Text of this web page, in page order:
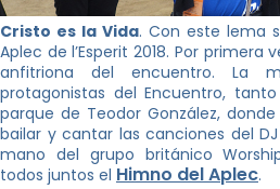
Cristo es la Vida. Con este lema
Aplec de l’Esperit 2018. Por
anfitriona del encuentro. La
protagonistas del Encuentro,
parque de Teodor González,
bailar y cantar las canciones del
mano del grupo británico
todos juntos el Himno del Aplec.